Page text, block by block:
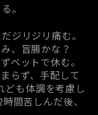
。
ジリジリ痛む。
、盲腸かな？
ベットで休む。
らず、手配して
ども体調を考慮し
間苦しんだ後、